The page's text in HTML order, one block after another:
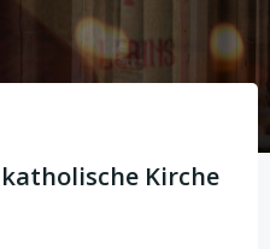
Kirche